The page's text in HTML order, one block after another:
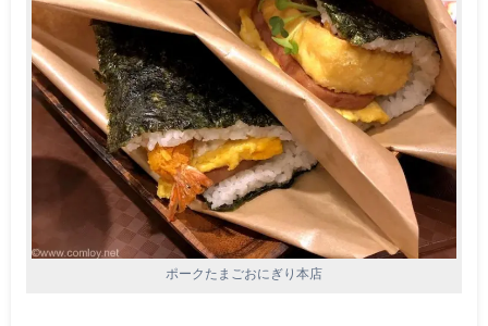
ポークたまごおにぎり本店